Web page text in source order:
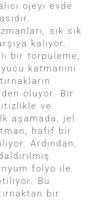
ojeyi evde
sık sık
kalıyor.
bir törpüleme,
katmanını
oluyor. Bir
ve
aşamada, jel
hafif bir
Ardından,
folyo ile
Bu
bir